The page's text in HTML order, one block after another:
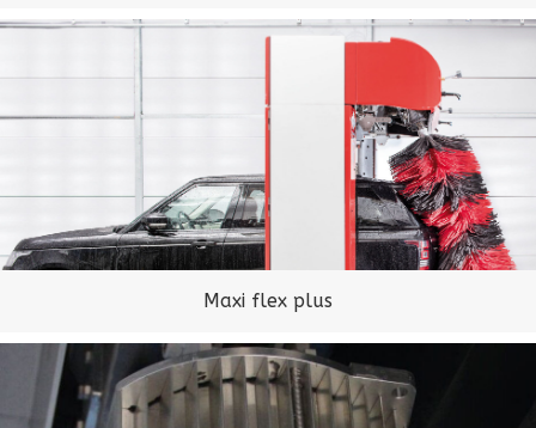
Maxi flex plus